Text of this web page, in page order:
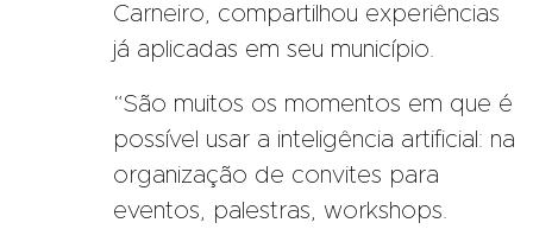
Carneiro, compartilhou experiências
já aplicadas em seu município.
“São muitos os momentos em que é
possível usar a inteligência artificial: na
organização de convites para
eventos, palestras, workshops.